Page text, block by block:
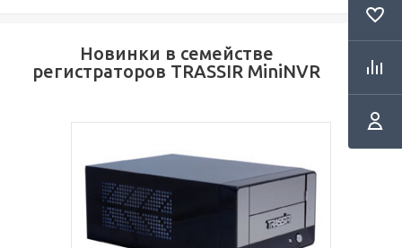
Новинки в семействе
регистраторов TRASSIR MiniNVR
RSS